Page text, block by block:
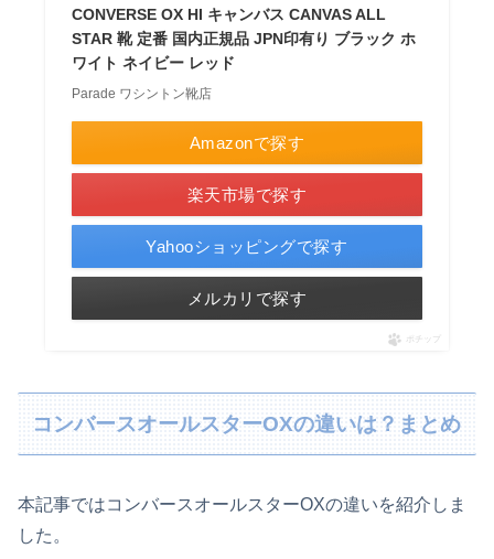
CONVERSE OX HI キャンバス CANVAS ALL
STAR 靴 定番 国内正規品 JPN印有り ブラック ホ
ワイト ネイビー レッド
Parade ワシントン靴店
Amazonで探す
楽天市場で探す
Yahooショッピングで探す
メルカリで探す
ポチップ
コンバースオールスターOXの違いは？まとめ
本記事ではコンバースオールスターOXの違いを紹介しま
した。